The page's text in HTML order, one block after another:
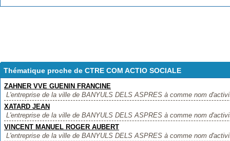
Thématique proche de CTRE COM ACTIO SOCIALE
ZAHNER VVE GUENIN FRANCINE
L'entreprise de la ville de BANYULS DELS ASPRES à comme nom
XATARD JEAN
L'entreprise de la ville de BANYULS DELS ASPRES à comme nom
VINCENT MANUEL ROGER AUBERT
L'entreprise de la ville de BANYULS DELS ASPRES à comme nom